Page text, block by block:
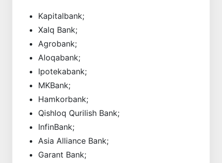
Kapitalbank;
Xalq Bank;
Agrobank;
Aloqabank;
Ipotekabank;
MKBank;
Hamkorbank;
Qishloq Qurilish Bank;
InfinBank;
Asia Alliance Bank;
Garant Bank;